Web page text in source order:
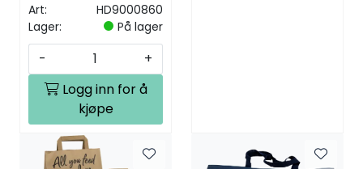
Art:
HD9000860
Lager:
På lager
-
+
Logg inn for å
kjøpe